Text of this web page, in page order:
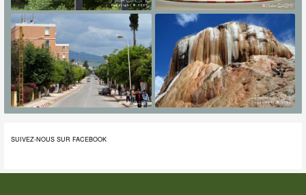
SUIVEZ-NOUS SUR FACEBOOK